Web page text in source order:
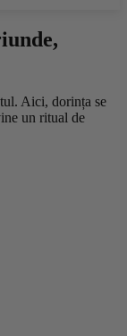
Aici, dorința se
un ritual de